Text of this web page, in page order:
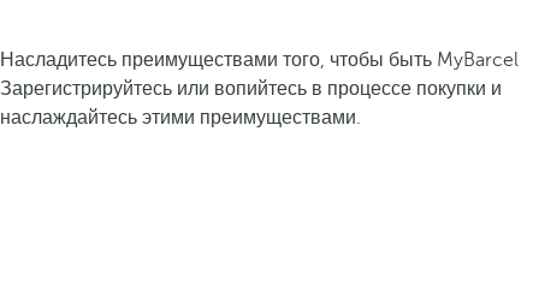
Насладитесь преимуществами того, чтобы быть MyBarcel
Зарегистрируйтесь или вопийтесь в процессе покупки и
наслаждайтесь этими преимуществами.